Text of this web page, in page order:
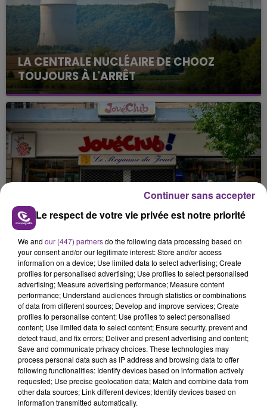
LA CENTRALE NUCLÉAIRE DE CHOOZ
TOUJOURS À L'ARRÊT
Cela fait déjà une semaine que la centrale
nucléaire ardennaise est à l'arrêt. Une situation
justifiée par la sécheresse intense qui est toujours
présente.
LE MAGASIN JOUÉCLUB DE REIMS FERME
SES PORTES
C'était l'une des institutions du centre-ville
rémois. Le magasin JouéClub est contraint de
fermer ses portes.
TITRES DIFFUSÉS
20h47
20h47 20h44
20h44
Le respect de votre vie privée est notre priorité
We and our (447) partnersdo the following data processing based on
your consent and/or our legitimate interest: Store and/or access
information on a device; Use limited data to select advertising; Create
profiles for personalised advertising; Use profiles to select personalised
advertising; Measure advertising performance; Measure content
performance; Understand audiences through statistics or combinations
of data from different sources; Develop and improve services; Create
profiles to personalise content; Use profiles to select personalised
content; Use limited data to select content; Ensure security, prevent and
detect fraud, and fix errors; Deliver and present advertising and content;
Save and communicate privacy choices. These technologies may
process personal data such as IP address and browsing data to offer
following functionalities: Identify devices based on information actively
requested; Use precise geolocation data; Match and combine data from
other data sources; Link different devices; Identify devices based on
information transmitted automatically.
Continuer sans accepter